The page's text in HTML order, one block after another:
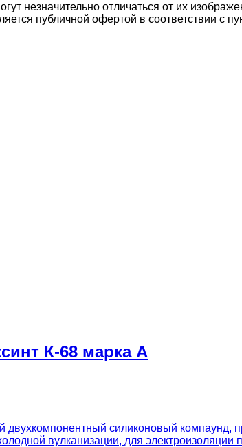
незначительно отличаться от их
публичной офертой в соответствии с
К-68 марка А
силиконовый компаунд,
вулканизации, для